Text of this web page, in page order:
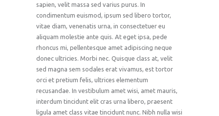
sapien, velit massa sed varius purus. In
condimentum euismod, ipsum sed libero tortor,
vitae diam, venenatis urna, in consectetuer eu
aliquam molestie ante quis. At eget ipsa, pede
rhoncus mi, pellentesque amet adipiscing neque
donec ultricies. Morbi nec. Quisque class at, velit
sed magna sem sodales erat vivamus, est tortor
orci et pretium felis, ultrices elementum
recusandae. In vestibulum amet wisi, amet mauris,
interdum tincidunt elit cras urna libero, praesent
ligula amet class vitae tincidunt nunc. Nibh nulla wisi